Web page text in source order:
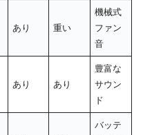
あり 重い
機械式
ファン
音
あり あり
豊富な
サウン
ド
バッテ